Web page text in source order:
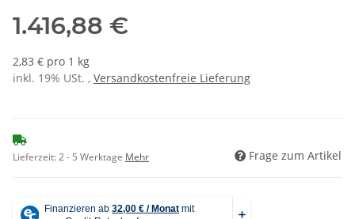
1.416,88 €
2,83 € pro 1 kg
inkl. 19% USt. , Versandkostenfreie Lieferung
Lieferzeit:2 - 5 Werktage Mehr Frage zum Artikel